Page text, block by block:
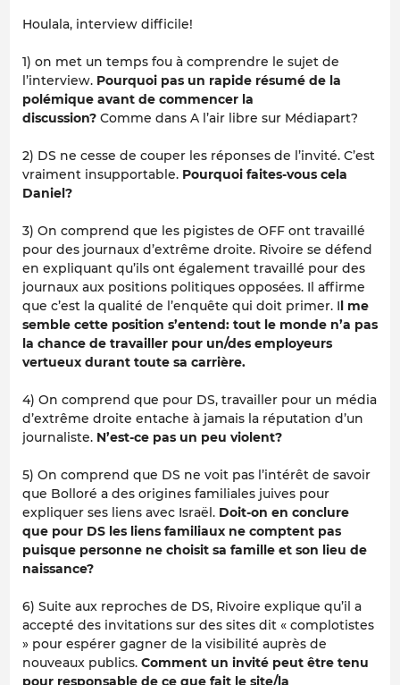
Houlala, interview difficile!
1) on met un temps fou à comprendre le sujet de
l’interview. Pourquoi pas un rapide résumé de la
polémique avant de commencer la
discussion? Comme dans A l’air libre sur Médiapart?
2) DS ne cesse de couper les réponses de l’invité. C’est
vraiment insupportable. Pourquoi faites-vous cela
Daniel?
3) On comprend que les pigistes de OFF ont travaillé
pour des journaux d’extrême droite. Rivoire se défend
en expliquant qu’ils ont également travaillé pour des
journaux aux positions politiques opposées. Il affirme
que c’est la qualité de l’enquête qui doit primer. Il me
semble cette position s’entend: tout le monde n’a pas
la chance de travailler pour un/des employeurs
vertueux durant toute sa carrière.
4) On comprend que pour DS, travailler pour un média
d’extrême droite entache à jamais la réputation d’un
journaliste. N’est-ce pas un peu violent?
5) On comprend que DS ne voit pas l’intérêt de savoir
que Bolloré a des origines familiales juives pour
expliquer ses liens avec Israël. Doit-on en conclure
que pour DS les liens familiaux ne comptent pas
puisque personne ne choisit sa famille et son lieu de
naissance?
6) Suite aux reproches de DS, Rivoire explique qu’il a
accepté des invitations sur des sites dit « complotistes
» pour espérer gagner de la visibilité auprès de
nouveaux publics. Comment un invité peut être tenu
pour responsable de ce que fait le site/la